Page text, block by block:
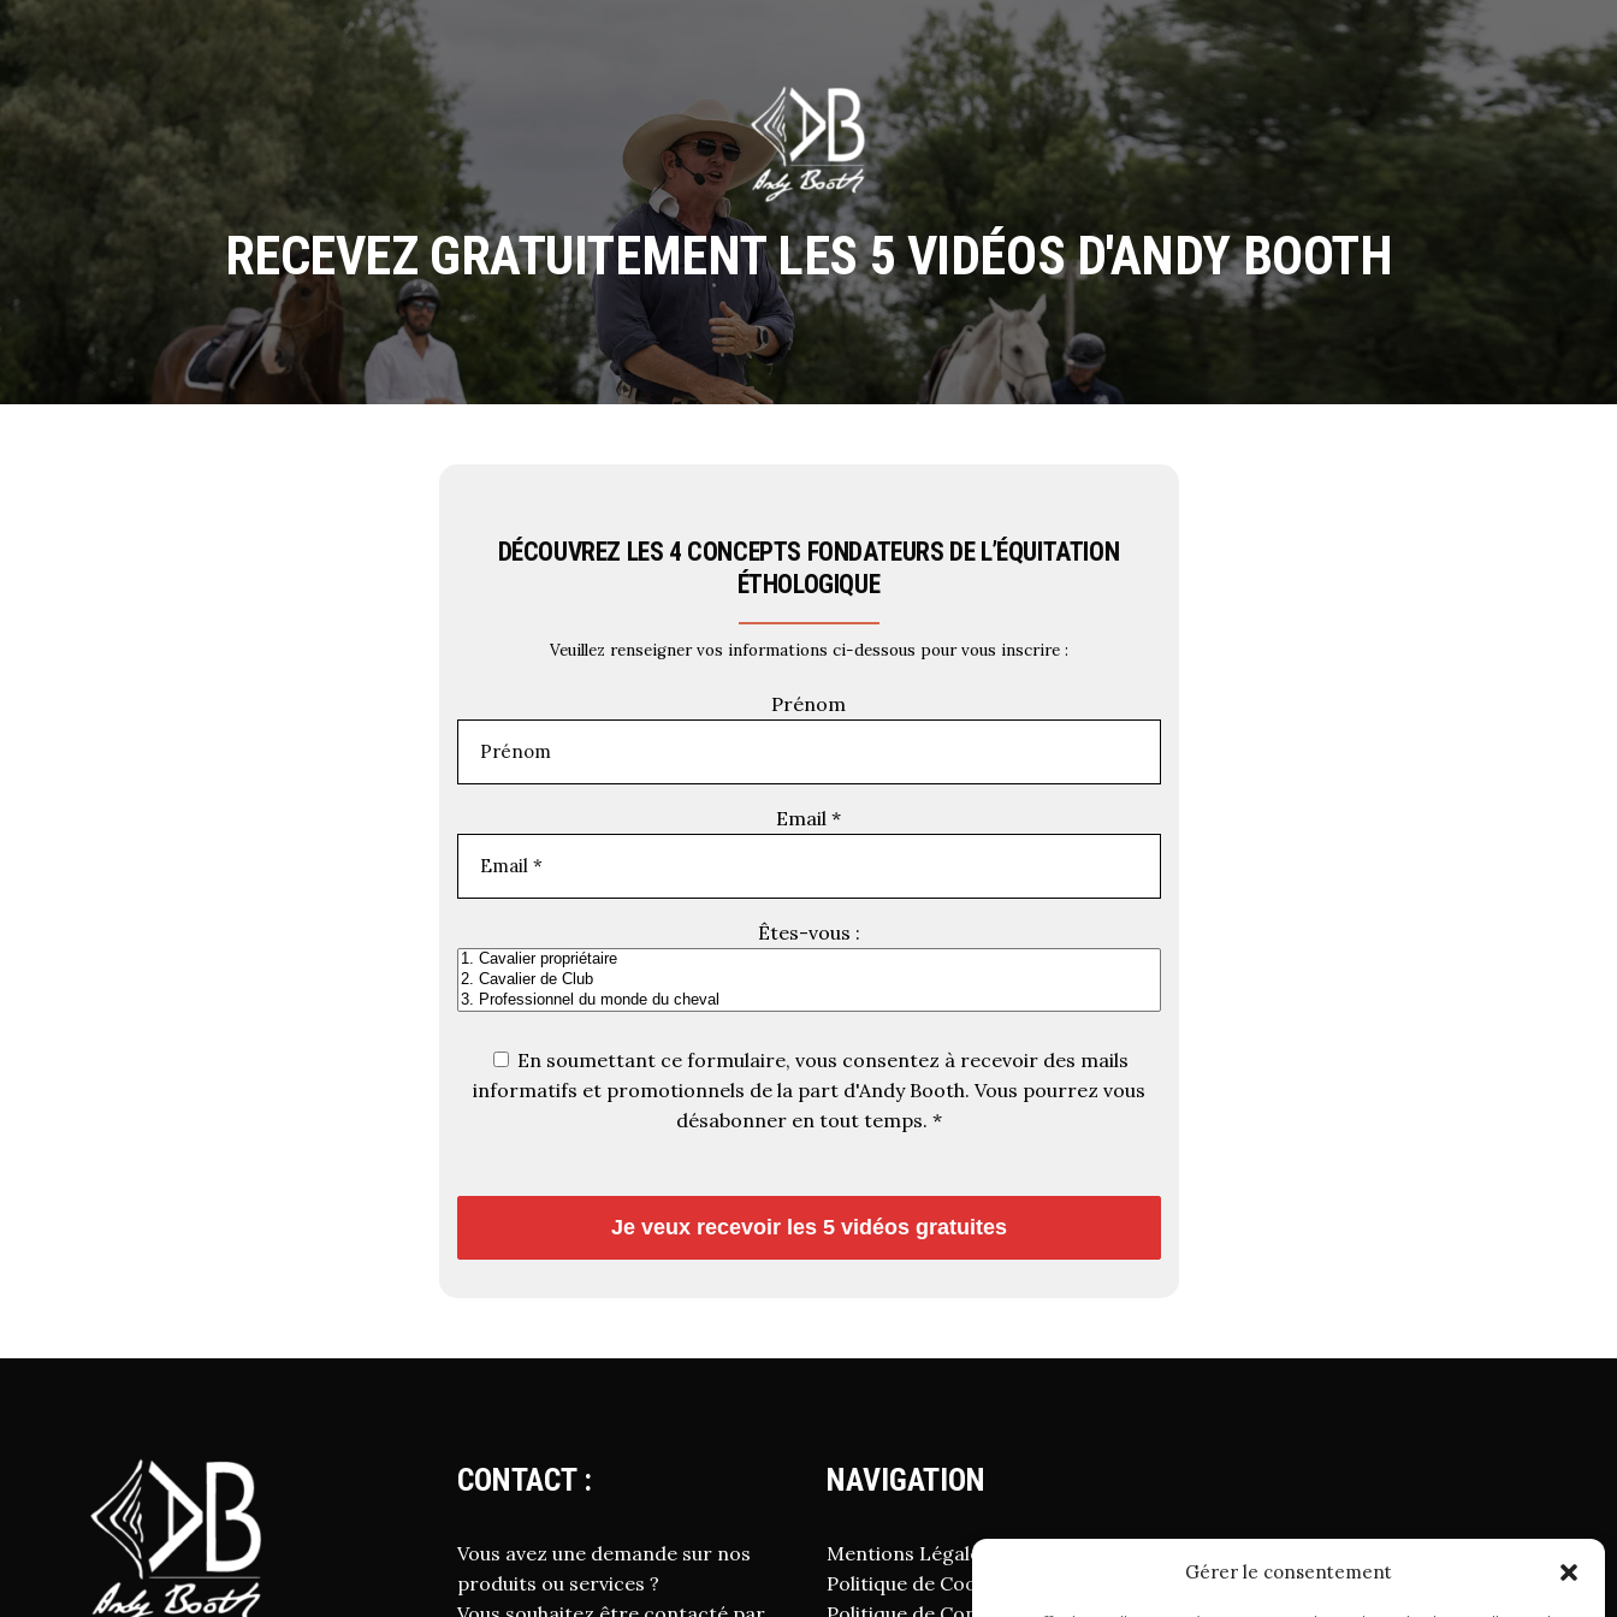
Gérer le consentement
RECEVEZ GRATUITEMENT LES 5 VIDÉOS D'ANDY BOOTH
DÉCOUVREZ LES 4 CONCEPTS FONDATEURS DE L’ÉQUITATION
ÉTHOLOGIQUE
Veuillez renseigner vos informations ci-dessous pour vous inscrire :
Prénom
Email *
Êtes-vous :
En soumettant ce formulaire, vous consentez à recevoir des mails
informatifs et promotionnels de la part d'Andy Booth. Vous pourrez vous
désabonner en tout temps. *
Je veux recevoir les 5 vidéos gratuites
CONTACT :
Vous avez une demande sur nos
produits ou services ?
NAVIGATION
Mentions Légales
Politique de Cookies